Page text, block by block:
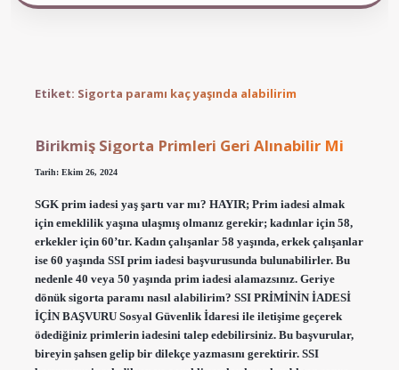
Etiket: Sigorta paramı kaç yaşında alabilirim
Birikmiş Sigorta Primleri Geri Alınabilir Mi
Tarih: Ekim 26, 2024
SGK prim iadesi yaş şartı var mı? HAYIR; Prim iadesi almak
için emeklilik yaşına ulaşmış olmanız gerekir; kadınlar için 58,
erkekler için 60’tır. Kadın çalışanlar 58 yaşında, erkek çalışanlar
ise 60 yaşında SSI prim iadesi başvurusunda bulunabilirler. Bu
nedenle 40 veya 50 yaşında prim iadesi alamazsınız. Geriye
dönük sigorta paramı nasıl alabilirim? SSI PRİMİNİN İADESİ
İÇİN BAŞVURU Sosyal Güvenlik İdaresi ile iletişime geçerek
ödediğiniz primlerin iadesini talep edebilirsiniz. Bu başvurular,
bireyin şahsen gelip bir dilekçe yazmasını gerektirir. SSI